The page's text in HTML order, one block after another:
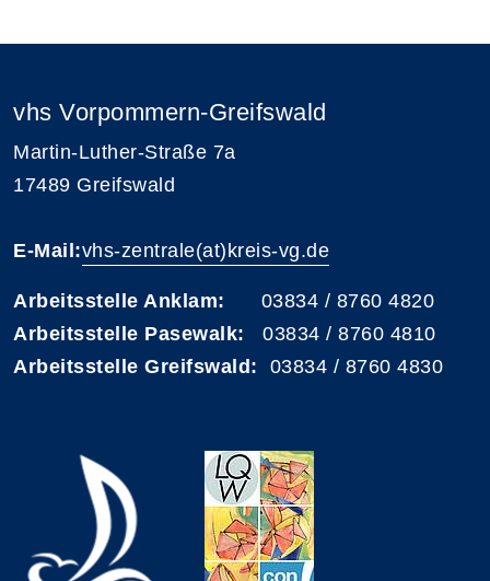
vhs Vorpommern-Greifswald
Martin-Luther-Straße 7a
17489 Greifswald
E-Mail:vhs-zentrale(at)kreis-vg.de
Arbeitsstelle Anklam: 03834 / 8760 4820
Arbeitsstelle Pasewalk: 03834 / 8760 4810
Arbeitsstelle Greifswald: 03834 / 8760 4830